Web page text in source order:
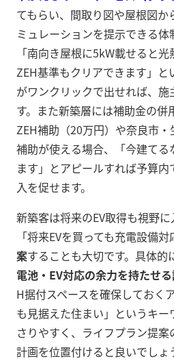
てもらい、間取り図や屋根図
ミュレーションを提示できる
「南向き屋根に5kW載せると光
ZEH基準もクリアできます」
がワンクリックで出せれば、
す。また新築層には補助金の併
ZEH補助（20万円）や奈良市
補助が使える場合、「今建て
ます」とアピールすれば予算
入を促せます。
新築客は将来のEV取得も視野に
「将来EVを買っても充電設備
案することも大切です。具体的
電池・EV対応の余力を持たせ
H据付スペースを確保しておく
も見据えた住まい」というキ
さりやすく、ライフプラン提
計画を位置付けると良いでしょ